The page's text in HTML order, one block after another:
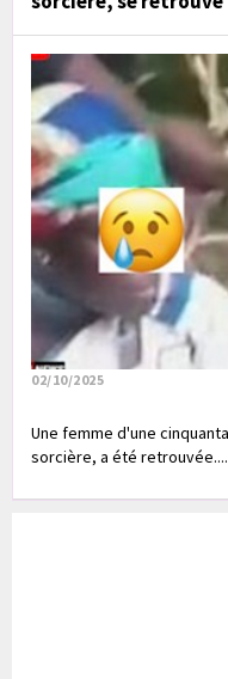
02/10/2025
Une femme d'une
sorcière, a été